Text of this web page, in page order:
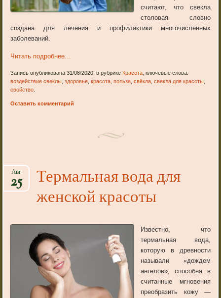
считают, что свекла
столовая словно
создана для лечения и профилактики многочисленных
заболеваний.
Читать подробнее…
Запись опубликована 31/08/2020, в рубрике Красота , ключевые слова:
воздействие свеклы ,здоровье ,красота ,польза ,свёкла ,свекла для красоты
свойство
Оставить комментарий
Термальная вода для
женской красоты
Авг
25
Известно, что
термальная вода,
которую в древности
называли «дождем
ангелов», способна в
считанные мгновения
преобразить кожу —